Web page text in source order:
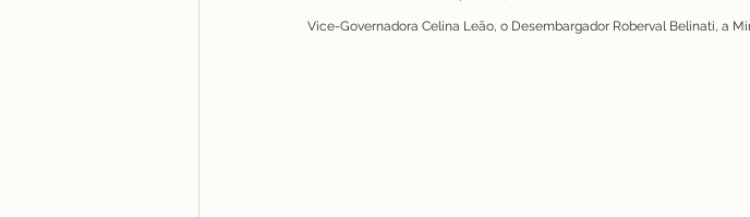
Vice-Governadora Celina Leão, o Desembargador Roberval Belinati, a